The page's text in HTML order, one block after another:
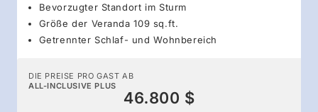
Bevorzugter Standort im Sturm
Größe der Veranda 109 sq.ft.
Getrennter Schlaf- und Wohnbereich
DIE PREISE PRO GAST AB
ALL-INCLUSIVE PLUS
46.800 $